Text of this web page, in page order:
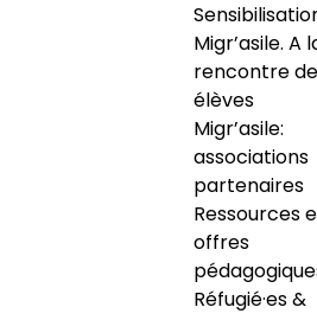
Migr’asile. A
rencontre
élèves
Migr’asile:
associations
partenaires
Ressources
offres
Réfugié·es &